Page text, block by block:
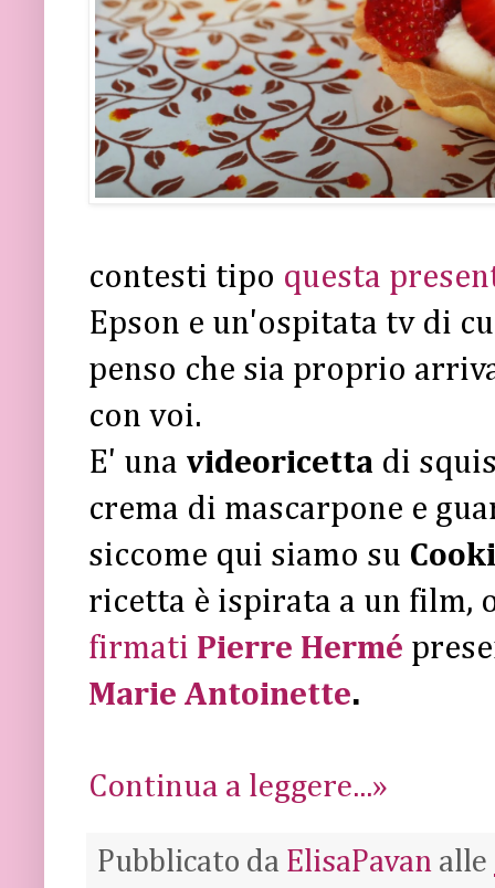
contesti tipo questa
Epson e un'ospitata tv di
penso che sia proprio
con voi.
E' una videoricetta di
crema di mascarpone e
siccome qui siamo su
ricetta è ispirata a un film,
firmati Pierre Hermé
Marie Antoinette.
Continua a leggere...»
Pubblicato da ElisaPavan alle